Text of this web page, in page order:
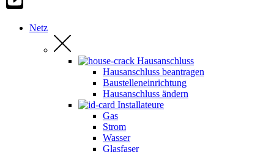
Netz
Hausanschluss
Hausanschluss beantragen
Baustelleneinrichtung
Hausanschluss ändern
Installateure
Gas
Strom
Wasser
Glasfaser